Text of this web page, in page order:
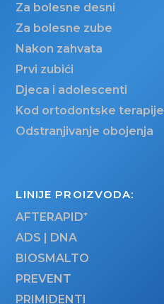
Za bolesne desni
Za bolesne zube
Nakon zahvata
Prvi zubići
Djeca i adolescenti
Kod ortodontske terapije
Odstranjivanje obojenja
LINIJE PROIZVODA:
AFTERAPID
ADS | DNA
BIOSMALTO
PREVENT
PRIMIDENTI